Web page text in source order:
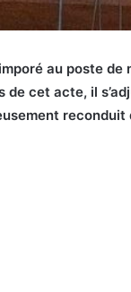
au poste
cet acte, il